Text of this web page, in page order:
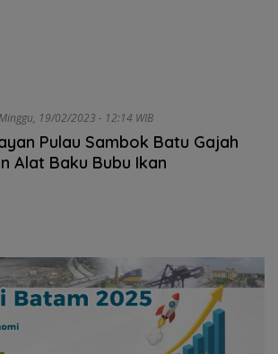
Minggu, 19/02/2023 - 12:14 WIB
Pulau Sambok Batu Gajah
Alat Baku Bubu Ikan